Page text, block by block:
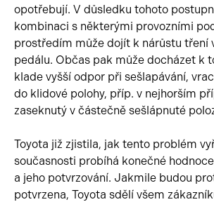
opotřebují. V důsledku tohoto
kombinaci s některými provozními
prostředím může dojít k nárůstu tření
pedálu. Občas pak může docházet k
klade vyšší odpor při sešlapávání,
do klidové polohy, příp. v nejhorším
zaseknutý v částečně sešlápnuté
Toyota již zjistila, jak tento problém
současnosti probíhá konečné
a jeho potvrzování. Jakmile budou
potvrzena, Toyota sdělí všem